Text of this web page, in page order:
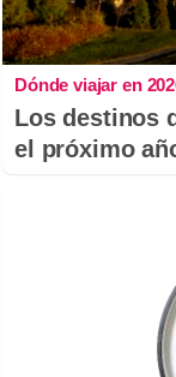
Dónde viajar en
Los destinos
el próximo